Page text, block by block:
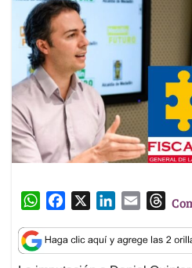
W
a
t
c
e
n
k
a
i
T
r
e